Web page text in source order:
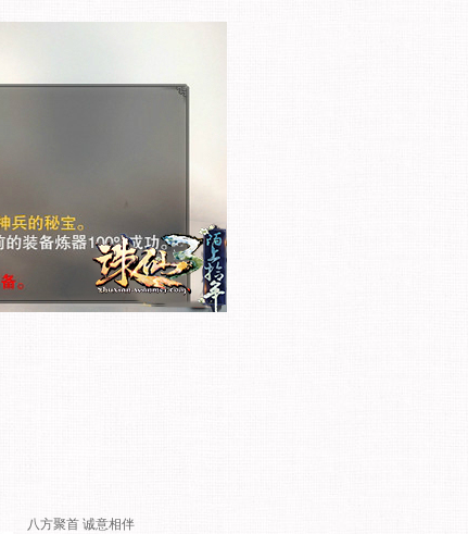
八方聚首 诚意相伴